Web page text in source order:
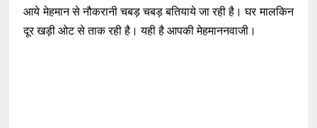
आये मेहमान से नौकरानी चबड़ चबड़ बतियाये जा रही है। घर मालकिन
दूर खड़ी ओट से ताक रही है। यही है आपकी मेहमाननवाजी।